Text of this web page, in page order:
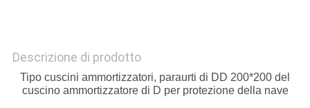
Descrizione di prodotto
Tipo cuscini ammortizzatori, paraurti di DD 200*200 del
cuscino ammortizzatore di D per protezione della nave